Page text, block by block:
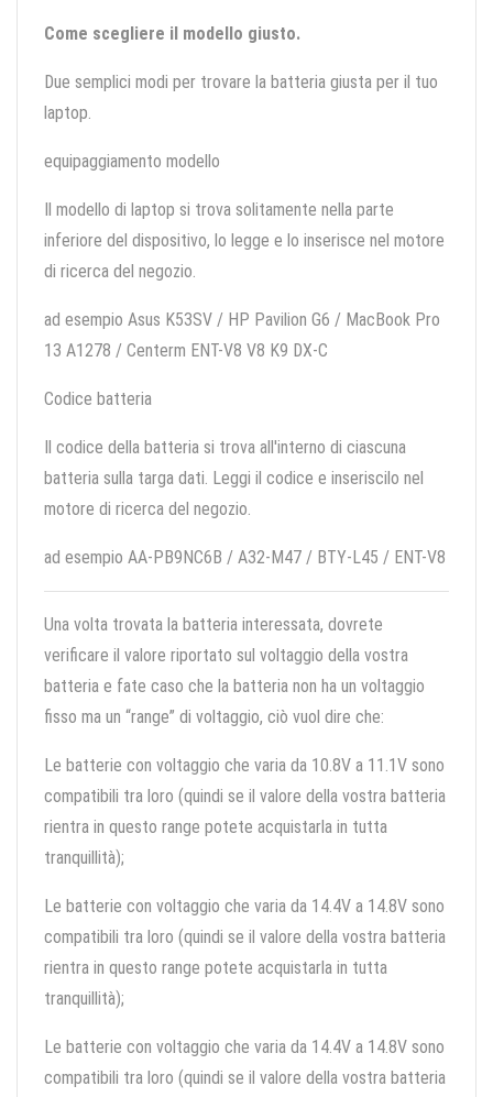
Come scegliere il modello giusto.
Due semplici modi per trovare la batteria giusta per il tuo
laptop.
equipaggiamento modello
Il modello di laptop si trova solitamente nella parte
inferiore del dispositivo, lo legge e lo inserisce nel motore
di ricerca del negozio.
ad esempio Asus K53SV / HP Pavilion G6 / MacBook Pro
13 A1278 / Centerm ENT-V8 V8 K9 DX-C
Codice batteria
Il codice della batteria si trova all'interno di ciascuna
batteria sulla targa dati. Leggi il codice e inseriscilo nel
motore di ricerca del negozio.
ad esempio AA-PB9NC6B / A32-M47 / BTY-L45 / ENT-V8
Una volta trovata la batteria interessata, dovrete
verificare il valore riportato sul voltaggio della vostra
batteria e fate caso che la batteria non ha un voltaggio
fisso ma un “range” di voltaggio, ciò vuol dire che:
Le batterie con voltaggio che varia da 10.8V a 11.1V sono
compatibili tra loro (quindi se il valore della vostra batteria
rientra in questo range potete acquistarla in tutta
tranquillità);
Le batterie con voltaggio che varia da 14.4V a 14.8V sono
compatibili tra loro (quindi se il valore della vostra batteria
rientra in questo range potete acquistarla in tutta
tranquillità);
Le batterie con voltaggio che varia da 14.4V a 14.8V sono
compatibili tra loro (quindi se il valore della vostra batteria